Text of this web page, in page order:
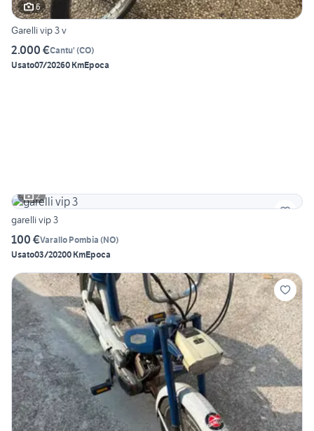
6
Garelli vip 3 v
2.000 €Cantu' (CO)
Usato07/20260 KmEpoca
2
garelli vip 3
100 €Varallo Pombia (NO)
Usato03/20200 KmEpoca